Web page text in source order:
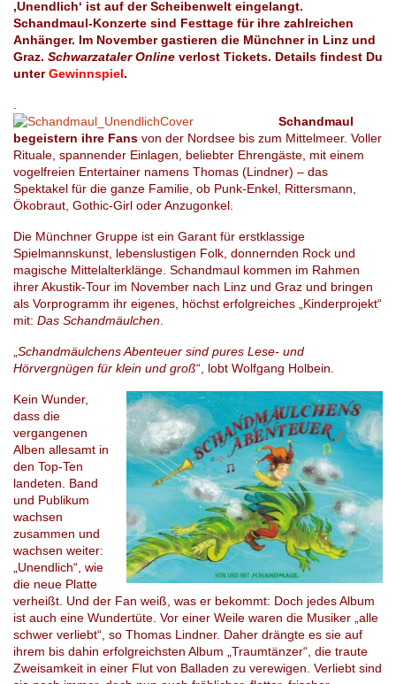
‚Unendlich‘ ist auf der Scheibenwelt eingelangt.
Schandmaul-Konzerte sind Festtage für ihre zahlreichen
Anhänger. Im November gastieren die Münchner in Linz und
Graz. Schwarzataler Online verlost Tickets. Details findest Du
unterGewinnspiel.
Schandmaul
begeistern ihre Fans von der Nordsee bis zum Mittelmeer. Voller
Rituale, spannender Einlagen, beliebter Ehrengäste, mit einem
vogelfreien Entertainer namens Thomas (Lindner) – das
Spektakel für die ganze Familie, ob Punk-Enkel, Rittersmann,
Ökobraut, Gothic-Girl oder Anzugonkel.
Die Münchner Gruppe ist ein Garant für erstklassige
Spielmannskunst, lebenslustigen Folk, donnernden Rock und
magische Mittelalterklänge. Schandmaul kommen im Rahmen
ihrer Akustik-Tour im November nach Linz und Graz und bringen
als Vorprogramm ihr eigenes, höchst erfolgreiches „Kinderprojekt“
mit: Das Schandmäulchen
Schandmäulchens Abenteuer sind pures Lese- und
Hörvergnügen für klein und groß“, lobt Wolfgang Holbein.
Kein Wunder,
dass die
vergangenen
Alben allesamt in
den Top-Ten
landeten. Band
und Publikum
wachsen
zusammen und
wachsen weiter:
„Unendlich“, wie
die neue Platte
verheißt. Und der Fan weiß, was er bekommt: Doch jedes Album
ist auch eine Wundertüte. Vor einer Weile waren die Musiker „alle
schwer verliebt“, so Thomas Lindner. Daher drängte es sie auf
ihrem bis dahin erfolgreichsten Album „Traumtänzer“, die traute
Zweisamkeit in einer Flut von Balladen zu verewigen. Verliebt sind